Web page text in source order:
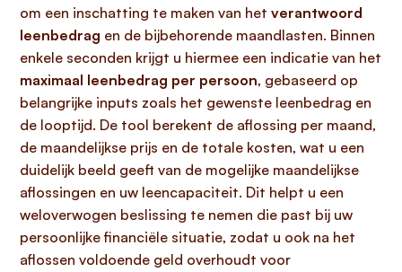
om een inschatting te maken van het verantwoord
leenbedrag en de bijbehorende maandlasten. Binnen
enkele seconden krijgt u hiermee een indicatie van het
maximaal leenbedrag per persoon, gebaseerd op
belangrijke inputs zoals het gewenste leenbedrag en
de looptijd. De tool berekent de aflossing per maand,
de maandelijkse prijs en de totale kosten, wat u een
duidelijk beeld geeft van de mogelijke maandelijkse
aflossingen en uw leencapaciteit. Dit helpt u een
weloverwogen beslissing te nemen die past bij uw
persoonlijke financiële situatie, zodat u ook na het
aflossen voldoende geld overhoudt voor